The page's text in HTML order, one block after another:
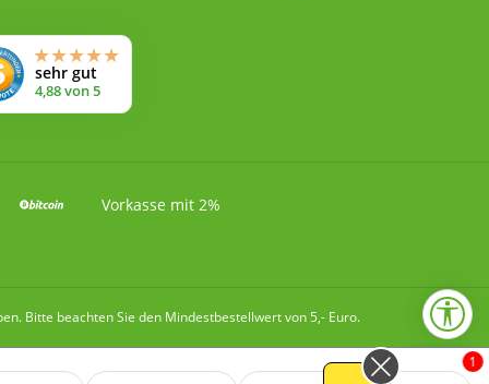
Vorkasse mit 2%
Bitte beachten Sie den Mindestbestellwert von 5,- Euro.
1